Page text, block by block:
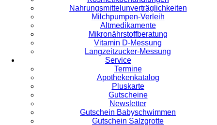
Nahrungsmittelunverträglichkeiten
Milchpumpen-Verleih
Altmedikamente
Mikronährstoffberatung
Vitamin D-Messung
Langzeitzucker-Messung
Service
Termine
Apothekenkatalog
Pluskarte
Gutscheine
Newsletter
Gutschein Babyschwimmen
Gutschein Salzgrotte